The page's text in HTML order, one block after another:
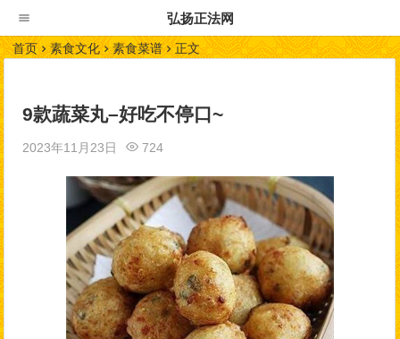
弘扬正法网
首页 素食文化 素食菜谱 正文
9款蔬菜丸–好吃不停口~
2023年11月23日 724